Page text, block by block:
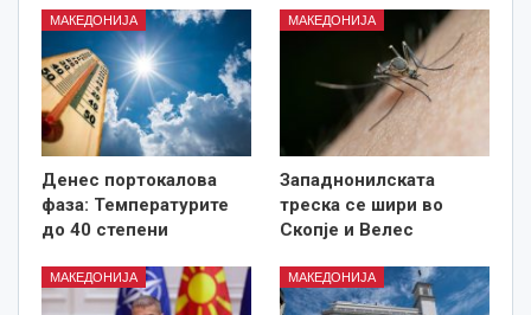
МАКЕДОНИЈА
Денес портокалова
фаза: Температурите
до 40 степени
МАКЕДОНИЈА
Западнонилската
треска се шири во
Скопје и Велес
МАКЕДОНИЈА МАКЕДОНИЈА